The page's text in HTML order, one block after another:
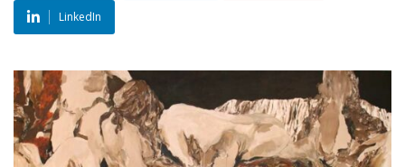
LinkedIn